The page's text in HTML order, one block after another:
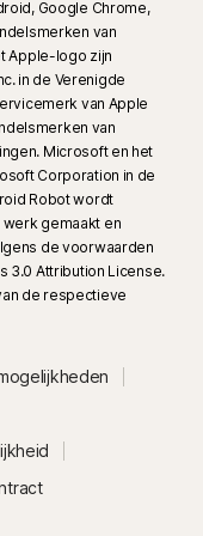
De informatie
het land waar je woont
toezicht gehouden op je
je aan bij je account
ondersteuningsuren
Google Chrome,
van
Apple-logo zijn
in de Verenigde
van Apple
van
Microsoft en het
Corporation in de
Robot wordt
gemaakt en
de voorwaarden
3.0 Attribution License.
de respectieve